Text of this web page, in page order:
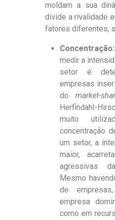
moldam a sua
divide a rivalidade
fatores diferentes,
Concentração:
medir a
setor é
empresas
domarket-
Herfindahl-
muito
concentração
um setor, a
maior,
agressivas
Mesmo
de
empresa
como em